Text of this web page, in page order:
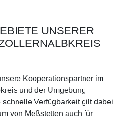
UNSERER
Kooperationspartner im
und der Umgebung
Verfügbarkeit gilt dabei
von Meßstetten auch für